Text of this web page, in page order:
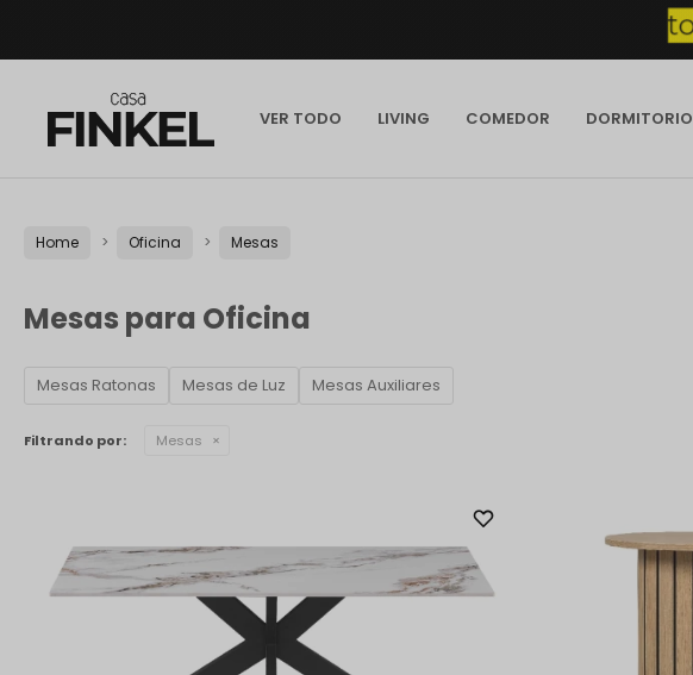
VER TODO LIVING COMEDOR DORMITORIO
Home Oficina Mesas
Mesas para Oficina
Mesas Ratonas Mesas de Luz Mesas Auxiliares
Filtrando por: Mesas